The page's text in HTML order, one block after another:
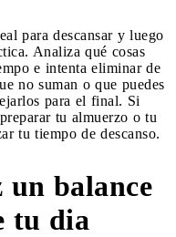
para descansar y luego
Analiza qué cosas
e intenta eliminar de
no suman o que puedes
para el final. Si
tu almuerzo o tu
tu tiempo de descanso.
un balance
tu dia